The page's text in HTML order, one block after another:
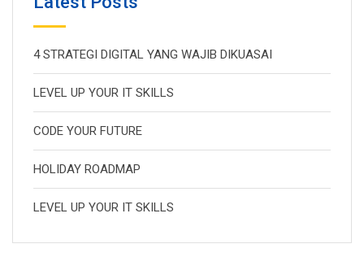
4 STRATEGI DIGITAL YANG WAJIB DIKUASAI
LEVEL UP YOUR IT SKILLS
CODE YOUR FUTURE
HOLIDAY ROADMAP
LEVEL UP YOUR IT SKILLS